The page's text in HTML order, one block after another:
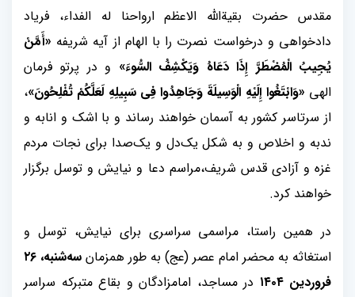
مقدس حضرت بقیة‌الله الاعظم ارواحنا له الفداء، فریاد
دادخواهی و درخواست نصرت را با الهام از آیه شریفه «أَمَّنْ
یُجِیبُ الْمُضْطَرَّ إِذَا دَعَاهُ وَیَکْشِفُ السُّوءَ» و در پرتو فرمان
الهی «وَابْتَغُوا إِلَیْهِ الْوَسِیلَةَ وَجَاهِدُوا فِی سَبِیلِهِ لَعَلَّکُمْ تُفْلِحُونَ»،
از سرتاسر کشور به آسمان خواهند رساند و با اشک و انابه و
ندبه و اخلاص و به شکل یک‌دل و یک‌صدا برای نجات مردم
غزه و آزادی قدس شریف،مراسم دعا و نیایش و توسل برگزار
خواهند کرد.
در همین راستا، مراسمی سراسری برای نیایش، توسل و
استغاثه به محضر امام عصر (عج) به طور همزمان
سه‌شنبه، ۲۶
فروردین ۱۴۰۴
در مساجد، امامزادگان و بقاع متبرکه سراسر